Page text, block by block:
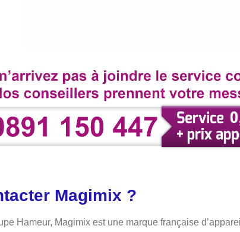
Magimix ?
Hameur, Magimix est une marque française